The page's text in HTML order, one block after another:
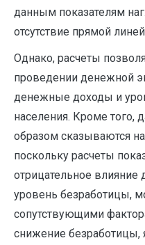
данным показателям
отсутствие прямой
Однако, расчеты
проведении денежной
денежные доходы и
населения. Кроме
образом сказываются
поскольку расчеты
отрицательное
уровень безработицы,
сопутствующими
снижение безработицы,